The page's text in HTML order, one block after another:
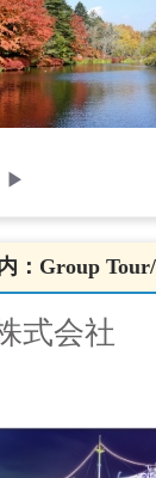
▶︎
：Group
式会社